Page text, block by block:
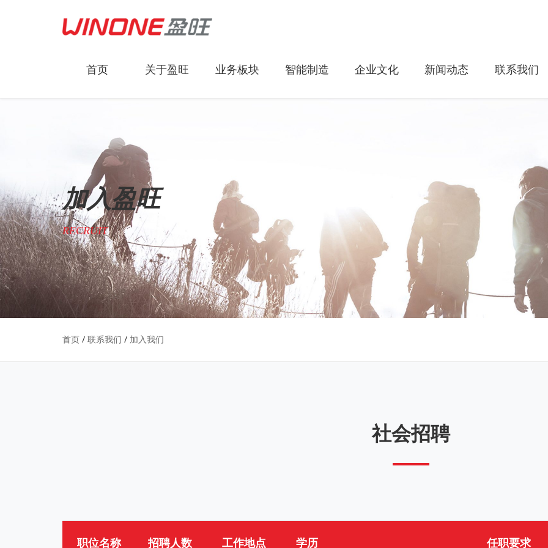
首页 关于盈旺 业务板块 智能制造 企业文化 新闻动态 联系我们
加入盈旺
RECRUIT
首页 / 联系我们 / 加入我们
社会招聘
职位名称 招聘人数 工作地点 学历 任职要求